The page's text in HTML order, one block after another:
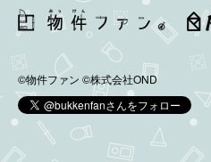
©物件ファン ©株式会社OND